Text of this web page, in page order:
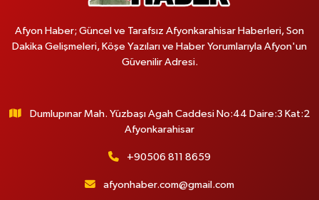
Afyon Haber; Güncel ve Tarafsız Afyonkarahisar Haberleri, Son
Dakika Gelişmeleri, Köşe Yazıları ve Haber Yorumlarıyla Afyon'un
Güvenilir Adresi.
Dumlupınar Mah. Yüzbaşı Agah Caddesi No:44 Daire:3 Kat:2
Afyonkarahisar
+90506 811 8659
afyonhaber.com@gmail.com